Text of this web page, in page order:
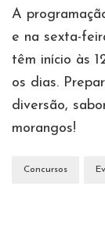
A
e na sexta-
têm início às
os dias.
diversão,
morangos!
Concursos